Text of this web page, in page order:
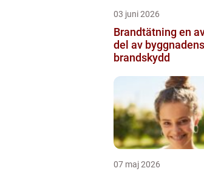
03 juni 2026
Brandtätning en avgörande
del av byggnadens
brandskydd
07 maj 2026